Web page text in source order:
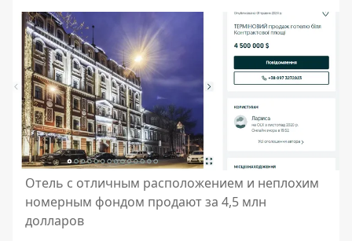
Отель с отличным расположением и неплохим
номерным фондом продают за 4,5 млн
долларов